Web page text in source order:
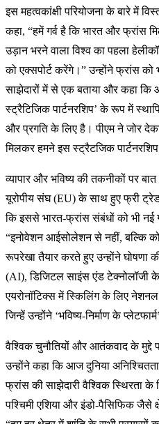
इस महत्वकांक्षी परियोजना के बारे में
कहा, “हमें गर्व है कि भारत और फ्रांस
उड़ान भरने वाला विश्व का पहला
को एक्सपोर्ट करेंगे।” उन्होंने फ्रांस
साझेदारों में से एक बताया और कहा
स्ट्रैटिजिक पार्टनरशिप’ के रूप में
और प्रगति के लिए है। पीएम ने जोर
मिलकर हमने इस स्ट्रैटजिक
व्यापार और भविष्य की तकनीकों पर
यूरोपीय संघ (EU) के साथ हुए फ्री
कि इससे भारत-फ्रांस संबंधों को भी नई
“इनोवेशन आईसोलेशन से नहीं, बल्कि
रूपरेखा तैयार करते हुए उन्होंने घोषणा
(AI), डिजिटल साइंस एंड टेक्नोलॉजी
एयरोनॉटिक्स में स्किलिंग के लिए
जिन्हें उन्होंने ‘भविष्य-निर्माण के
वैश्विक चुनौतियों और आतंकवाद के मुद्दे
उन्होंने कहा कि आज दुनिया
फ्रांस की साझेदारी वैश्विक स्थिरता
पश्चिमी एशिया और इंडो-पैसिफिक जैसे